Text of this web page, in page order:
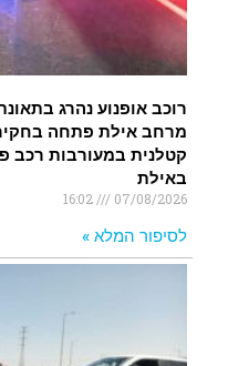
רוכב אופנוע נהרג
מרחב אילת פתחה
קטלנית במעורבות רכב
באילת
07/08/2026
16:02
לסיפור המלא »